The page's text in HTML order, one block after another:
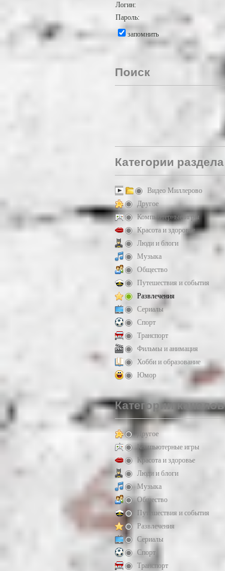
Логин:
Пароль:
запомнить
Поиск
Категории раздела
Видео Миллерово
Другое
Компьютерные игры
Красота и здоровье
Люди и блоги
Музыка
Общество
Путешествия и события
Развлечения
Сериалы
Спорт
Транспорт
Фильмы и анимация
Хобби и образование
Юмор
Категории каналов
Другое
Компьютерные игры
Красота и здоровье
Люди и блоги
Музыка
Общество
Путешествия и события
Развлечения
Сериалы
Спорт
Транспорт